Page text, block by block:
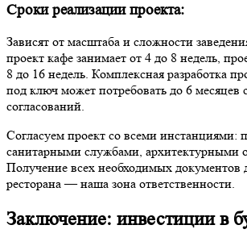
Сроки реализации проекта:
Зависят от масштаба и сложности
проект кафе занимает от 4 до 8 недель,
8 до 16 недель. Комплексная разработка
под ключ может потребовать до 6 месяцев
согласований.
Согласуем проект со всеми инстанциями:
санитарными службами, архитектурными
Получение всех необходимых документов
ресторана — наша зона ответственности.
Заключение: инвестиции в